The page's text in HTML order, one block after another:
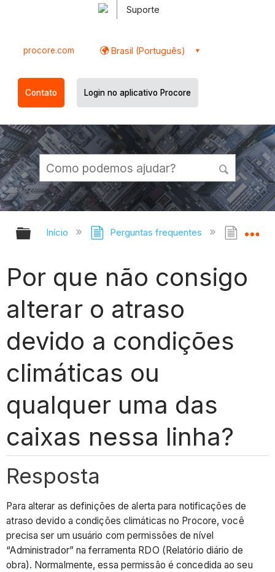
Suporte
procore.com Brasil (Português)
Contato Login no aplicativo Procore
Expandir/recolher hierarquia
Início Perguntas frequentes Por
Por que não consigo
alterar o atraso
devido a condições
climáticas ou
qualquer uma das
caixas nessa linha?
Resposta
Para alterar as definições de alerta para notificações de
atraso devido a condições climáticas no Procore, você
precisa ser um usuário com permissões de nível
“Administrador” na ferramenta RDO (Relatório diário de
obra). Normalmente, essa permissão é concedida ao seu